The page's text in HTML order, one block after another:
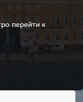
перейти к